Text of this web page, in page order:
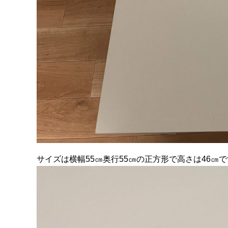
サイズは横幅55㎝奥行55㎝の正方形で高さは46㎝